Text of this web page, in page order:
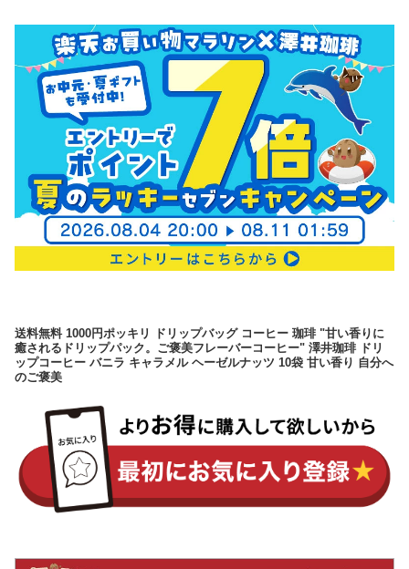
送料無料 1000円ポッキリ ドリップバッグ コーヒー 珈琲 "甘い香りに
癒されるドリップパック。ご褒美フレーバーコーヒー" 澤井珈琲 ドリ
ップコーヒー バニラ キャラメル ヘーゼルナッツ 10袋 甘い香り 自分へ
のご褒美